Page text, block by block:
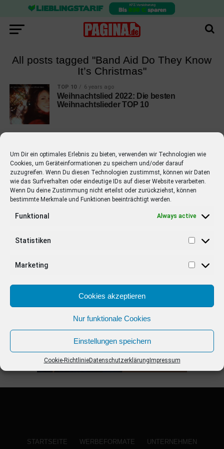
Um Dir ein optimales Erlebnis zu bieten, verwenden wir Technologien wie
Cookies, um Geräteinformationen zu speichern und/oder darauf
zuzugreifen. Wenn Du diesen Technologien zustimmst, können wir Daten
wie das Surfverhalten oder eindeutige IDs auf dieser Website verarbeiten.
Wenn Du deine Zustimmung nicht erteilst oder zurückziehst, können
bestimmte Merkmale und Funktionen beeinträchtigt werden.
Funktional Always active
Statistiken
Marketing
Cookies akzeptieren
Nur funktionale Cookies
Einstellungen speichern
Cookie-RichtlinieDatenschutzerklärung Impressum
All posts tagged "Band Aid Do They Know
It’s Christmas"
TOP 10 6 years ago
Weihnachtslied 2022: Die besten
Weihnachtslieder TOP 10
EMPFOHLEN
STARS 4 years ago
Barbara Schöneberger Moderatorin
STARTSEITE WERBEFORMATE UNTERNEHMEN